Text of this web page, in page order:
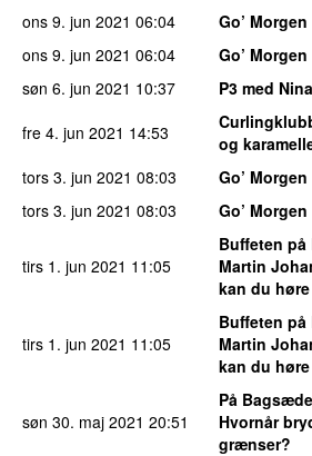
ons 9. jun 2021 06:04
Go’ Morgen
ons 9. jun 2021 06:04
Go’ Morgen
søn 6. jun 2021 10:37
P3 med
fre 4. jun 2021 14:53
og
tors 3. jun 2021 08:03
Go’ Morgen
tors 3. jun 2021 08:03 Go’ Morgen
tirs 1. jun 2021 11:05
Buffeten på
Martin
kan du
tirs 1. jun 2021 11:05
Buffeten på
Martin
kan du
søn 30. maj 2021 20:51
På
Hvornår
grænser?